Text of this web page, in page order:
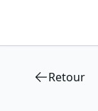
Retour